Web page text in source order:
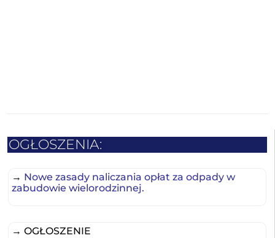
OGŁOSZENIA:
→ Nowe zasady naliczania opłat za odpady w
zabudowie wielorodzinnej.
→ OGŁOSZENIE